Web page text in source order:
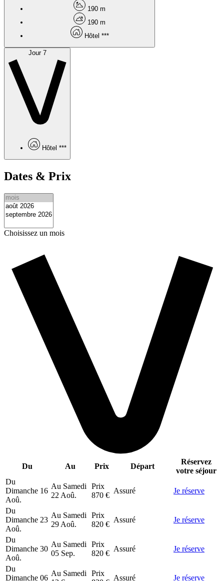
190 m
190 m
Hôtel ***
Jour 7
Hôtel ***
Dates & Prix
Choisissez un mois
Du Au Prix Départ
Réservez
votre séjour
Du
Dimanche 16
Aoû.
Au Samedi
22 Aoû.
Prix
870 €
Assuré Je réserve
Du
Dimanche 23
Aoû.
Au Samedi
29 Aoû.
Prix
820 €
Assuré Je réserve
Du
Dimanche 30
Aoû.
Au Samedi
05 Sep.
Prix
820 €
Assuré Je réserve
Du
Dimanche 06
Au Samedi
Prix
Assuré Je réserve